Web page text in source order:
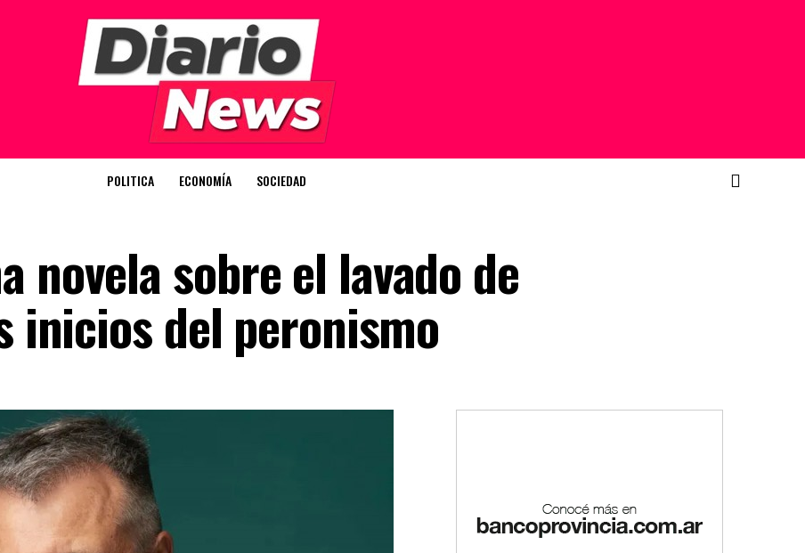
POLITICA ECONOMÍA SOCIEDAD
novela sobre el lavado de
inicios del peronismo